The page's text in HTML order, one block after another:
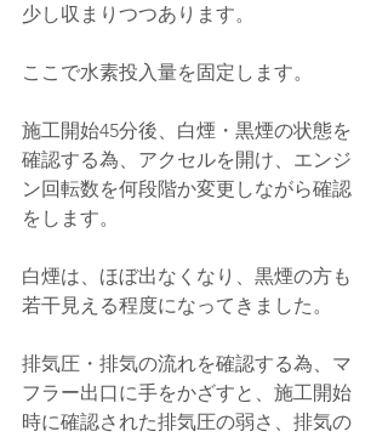
少し収まりつつあります。
ここで水素投入量を固定します。
施工開始45分後、白煙・黒煙の状態を
確認する為、アクセルを開け、エンジ
ン回転数を何段階か変更しながら確認
をします。
白煙は、ほぼ出なくなり、黒煙の方も
若干見える程度になってきました。
排気圧・排気の流れを確認する為、マ
フラー出口に手をかざすと、施工開始
時に確認された排気圧の弱さ、排気の